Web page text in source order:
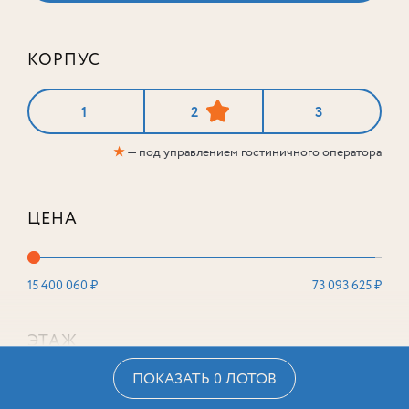
КОРПУС
1 2 3
★— под управлением гостиничного оператора
ЦЕНА
15 400 060 ₽ 73 093 625 ₽
ЭТАЖ
ПОКАЗАТЬ 0 ЛОТОВ